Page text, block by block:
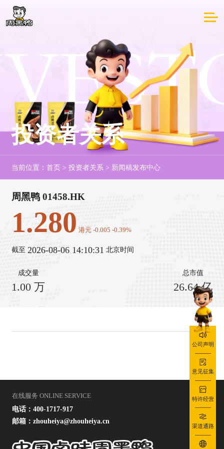
投资者关系
当前位置：首页 >投资者关系 > 新闻稿发布中心
周黑鸭 01458.HK
1.280 港元-0.005 -0.39%
截至 2026-08-06 14:10:31 北京时间
成交量
1.00 万
总市值
26.64亿
在线服务 ONLINE SERVICE
电话：400-1717-917
邮箱：zhouheiya@zhouheiya.cn
公司声明
意见征集
特许经营
渠道通路